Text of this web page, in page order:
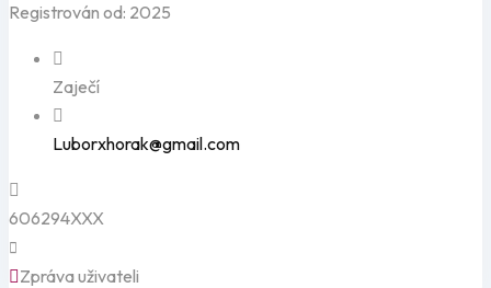
Registrován od: 2025
Zaječí
Luborxhorak@gmail.com
606294XXX
Zpráva uživateli